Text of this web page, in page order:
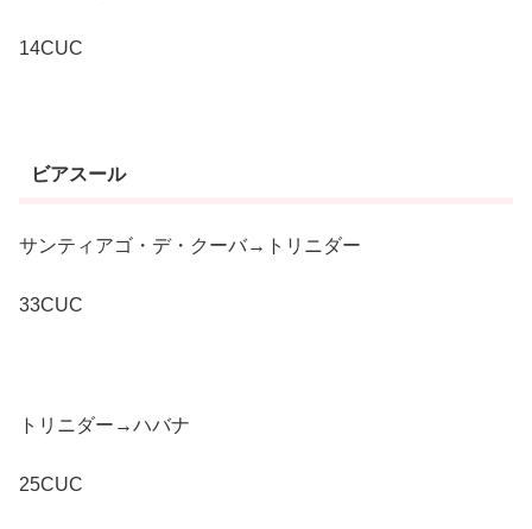
14CUC
ビアスール
サンティアゴ・デ・クーバ→トリニダー
33CUC
トリニダー→ハバナ
25CUC